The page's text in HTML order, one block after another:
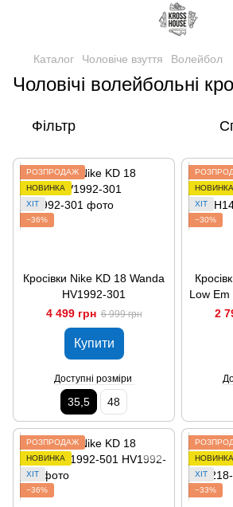
Каталог Чоловіче взуття Волейбол
Чоловічі волейбольні
Фільтр
РОЗПРОДАЖ
НОВИНКА
ХІТ
−36%
Кросівки Nike KD 18 Wanda
HV1992-301
4 499 грн 6 999 грн
Купити
Доступні розміри
35,5 48
НОВИНКА
ХІТ
−30%
Low Em
2
РОЗПРОДАЖ
НОВИНКА
ХІТ
−36%
НОВИНКА
ХІТ
−33%